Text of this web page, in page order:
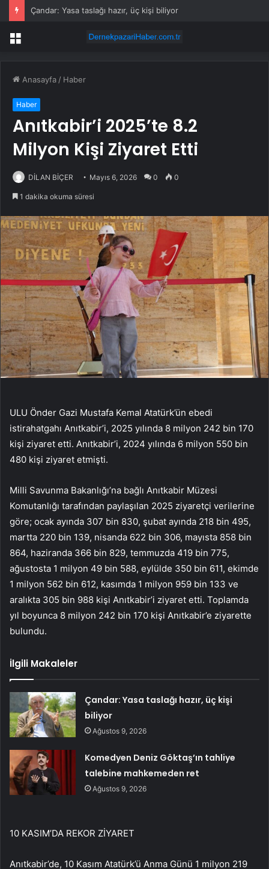
Çandar: Yasa taslağı hazır, üç kişi biliyor
Menü
Anasayfa / Haber
Haber
Anıtkabir’i 2025’te 8.2
Milyon Kişi Ziyaret Etti
DİLAN BİÇER Mayıs 6, 2026 0 0
1 dakika okuma süresi
ULU Önder Gazi Mustafa Kemal Atatürk’ün ebedi
istirahatgahı Anıtkabir’i, 2025 yılında 8 milyon 242 bin 170
kişi ziyaret etti. Anıtkabir’i, 2024 yılında 6 milyon 550 bin
480 kişi ziyaret etmişti.
Milli Savunma Bakanlığı’na bağlı Anıtkabir Müzesi
Komutanlığı tarafından paylaşılan 2025 ziyaretçi verilerine
göre; ocak ayında 307 bin 830, şubat ayında 218 bin 495,
martta 220 bin 139, nisanda 622 bin 306, mayısta 858 bin
864, haziranda 366 bin 829, temmuzda 419 bin 775,
ağustosta 1 milyon 49 bin 588, eylülde 350 bin 611, ekimde
1 milyon 562 bin 612, kasımda 1 milyon 959 bin 133 ve
aralıkta 305 bin 988 kişi Anıtkabir’i ziyaret etti. Toplamda
yıl boyunca 8 milyon 242 bin 170 kişi Anıtkabir’e ziyarette
bulundu.
İlgili Makaleler
Çandar: Yasa taslağı hazır, üç kişi
biliyor
Ağustos 9, 2026
Komedyen Deniz Göktaş’ın tahliye
talebine mahkemeden ret
Ağustos 9, 2026
10 KASIM’DA REKOR ZİYARET
Anıtkabir’de, 10 Kasım Atatürk’ü Anma Günü 1 milyon 219